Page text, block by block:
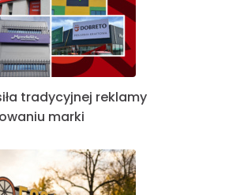
tradycyjnej reklamy
marki